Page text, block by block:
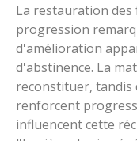
La restauration
progression
d'amélioration
d'abstinence. La
reconstituer, tandis
renforcent
influencent cette